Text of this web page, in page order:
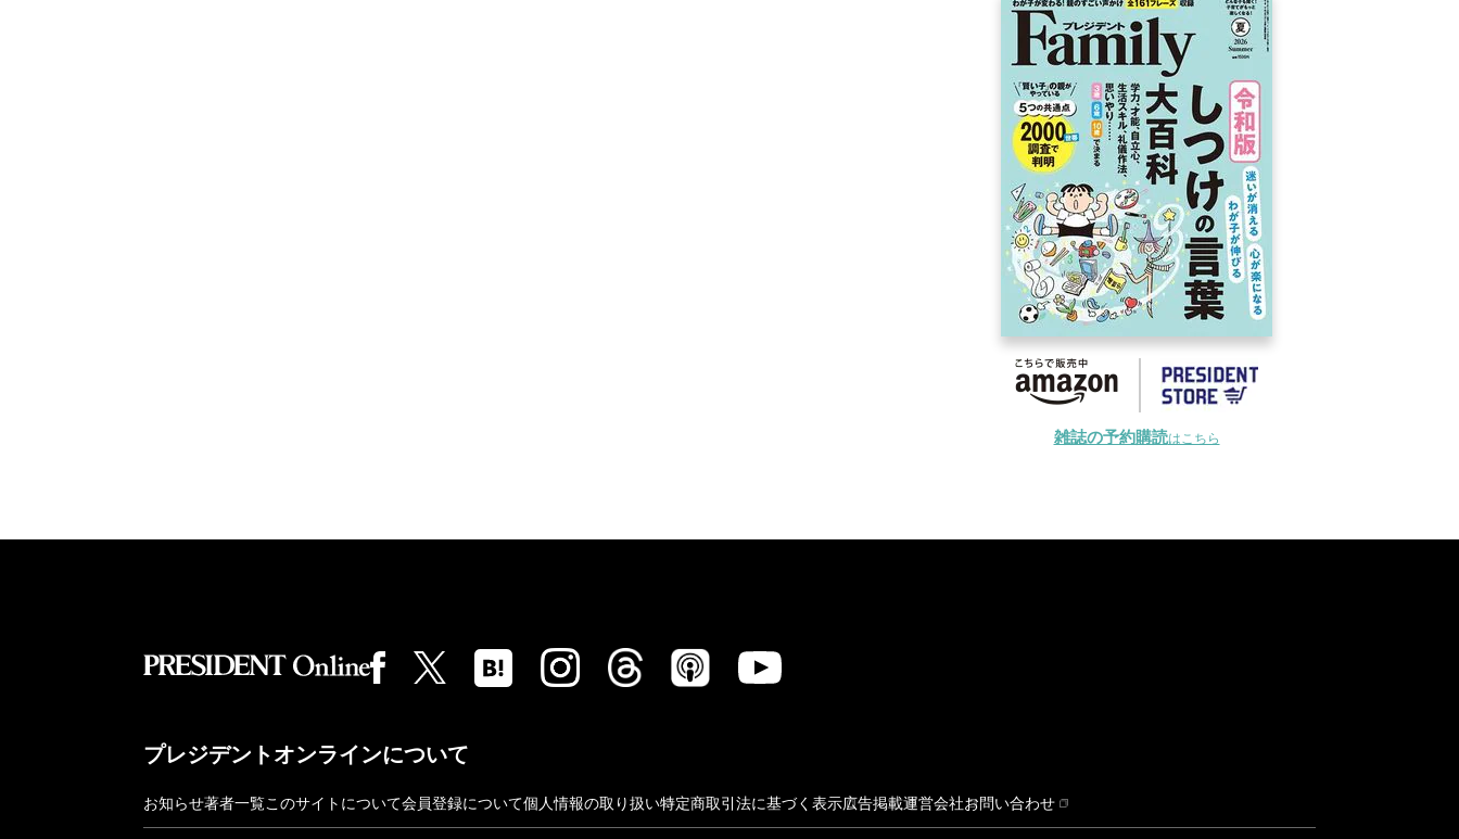
雑誌の予約購読はこちら
プレジデントオンラインについて
お知らせ著者一覧このサイトについて会員登録について個人情報の取り扱い特定商取引法に基づく表示広告掲載運営会社お問い合わせ